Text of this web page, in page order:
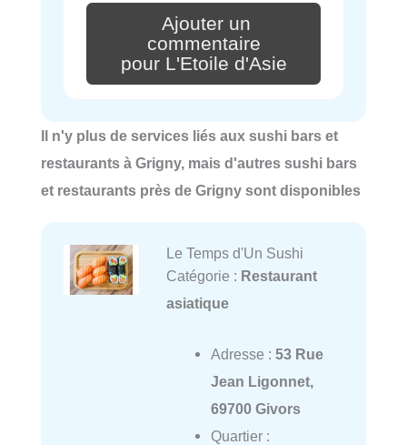
Ajouter un
commentaire
pour L'Etoile d'Asie
Il n'y plus de services liés aux sushi bars et
restaurants à Grigny, mais d'autres sushi bars
et restaurants près de Grigny sont disponibles
Le Temps d'Un Sushi
Catégorie : Restaurant
asiatique
Adresse : 53 Rue
Jean Ligonnet,
69700 Givors
Quartier :